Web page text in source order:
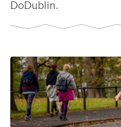
DoDublin.